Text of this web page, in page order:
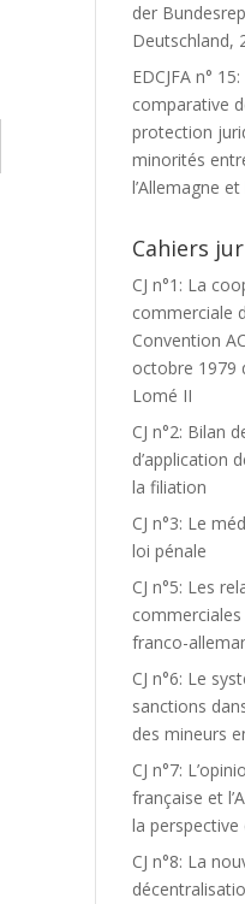
der
Deutschland,
EDCJFA n°
comparative
protection
minorités
l’Allemagne
Cahiers
CJ n°1: La
commerciale
Convention
octobre 1979
Lomé II
CJ n°2: Bilan
d’application
la filiation
CJ n°3: Le
loi pénale
CJ n°5: Les
franco-
CJ n°6: Le
sanctions
des mineurs
CJ n°7:
française et
la perspective
CJ n°8: La